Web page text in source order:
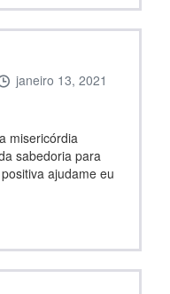
janeiro 13, 2021
misericórdia
sabedoria para
ajudame eu